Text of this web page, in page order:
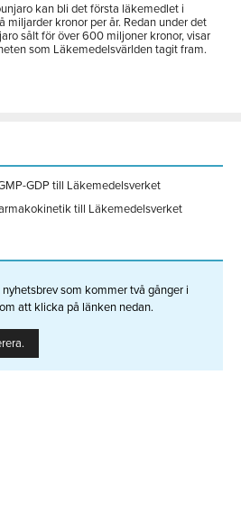
kan bli det första läkemedlet i
miljarder kronor per år. Redan under det
sålt för över 600 miljoner kronor, visar
som Läkemedelsvärlden tagit fram.
GDP till Läkemedelsverket
till Läkemedelsverket
som kommer två gånger i
att klicka på länken nedan.